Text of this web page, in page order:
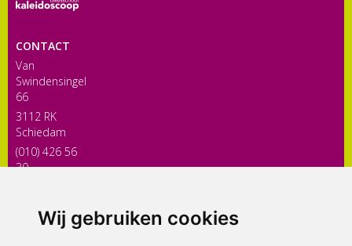
Wij gebruiken cookies
CONTACT
Van
Swindensingel
66
3112 RK
Schiedam
(010) 426 56
30
ONDERDEEL VAN